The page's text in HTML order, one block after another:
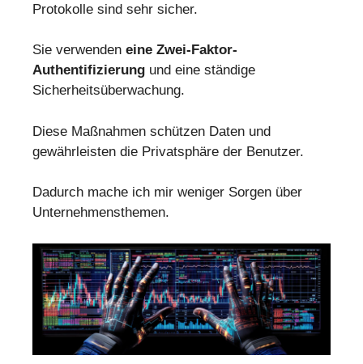
Protokolle sind sehr sicher.
Sie verwenden eine Zwei-Faktor-
Authentifizierung und eine ständige
Sicherheitsüberwachung.
Diese Maßnahmen schützen Daten und
gewährleisten die Privatsphäre der Benutzer.
Dadurch mache ich mir weniger Sorgen über
Unternehmensthemen.